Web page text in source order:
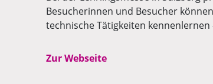
Besucherinnen und Besucher
technische Tätigkeiten
Zur Webseite